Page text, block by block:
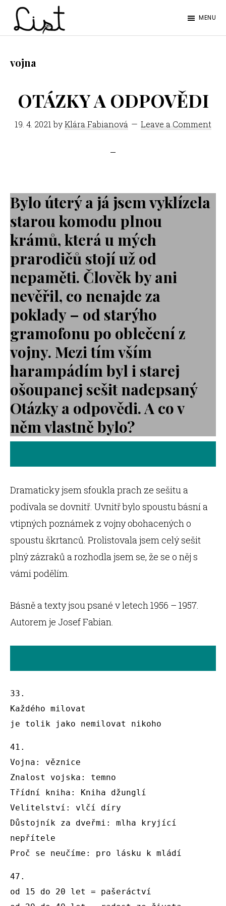
Skip
content
Skip
LIST
časopis
Litoměřice
MENU
vojna
OTÁZKY A ODPOVĚDI
19. 4. 2021 byKlára Fabianová Leave a Comment
Bylo úterý a já jsem vyklízela
starou komodu plnou
krámů, která u mých
prarodičů stojí už od
nepaměti. Člověk by ani
nevěřil, co nenajde za
poklady – od starýho
gramofonu po oblečení z
vojny. Mezi tím vším
harampádím byl i starej
ošoupanej sešit nadepsaný
Otázky a odpovědi. A co v
něm vlastně bylo?
Dramaticky jsem sfoukla prach ze sešitu a
podívala se dovnitř. Uvnitř bylo spoustu básní a
vtipných poznámek z vojny obohacených o
spoustu škrtanců. Prolistovala jsem celý sešit
plný zázraků a rozhodla jsem se, že se o něj s
vámi podělím.
Básně a texty jsou psané v letech 1956 – 1957.
Autorem je Josef Fabian.
33.
Každého milovat
je tolik jako nemilovat nikoho
41.
Vojna: věznice
Znalost vojska: temno
Třídní kniha: Kniha džunglí
Velitelství: vlčí díry
Důstojník za dveřmi: mlha kryjící
nepřítele
Proč se neučíme: pro lásku k mládí
47.
od 15 do 20 let = pašeráctví